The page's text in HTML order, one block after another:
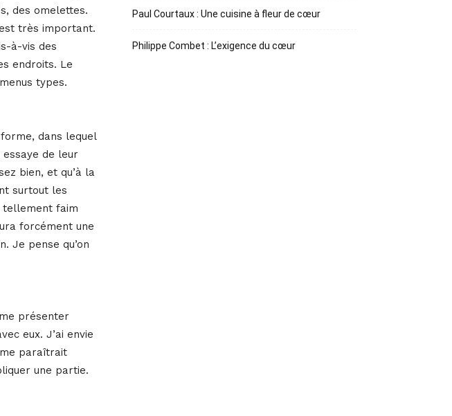
des omelettes.
très important.
à-vis des
endroits. Le
types.
dans lequel
de leur
bien, et qu’à la
surtout les
tellement faim
forcément une
Je pense qu’on
présenter
eux. J’ai envie
paraîtrait
une partie.
Paul Courtaux : Une cuisine à fleur de cœur
Philippe Combet : L’exigence du cœur